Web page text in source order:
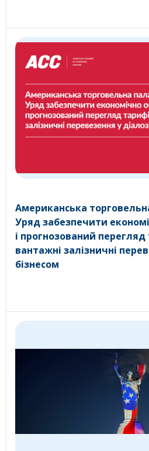
Американська
Уряд забезпечити
і прогнозований перегляд
вантажні залізничні
бізнесом